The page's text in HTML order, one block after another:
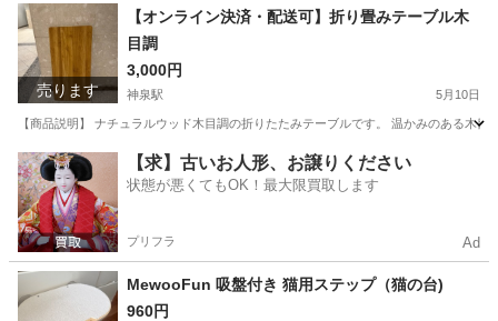
東京 渋谷区 神泉駅 生活家電 アイロボット
売ります
【オンライン決済・配送可】折り畳みテーブル木
目調
3,000円
神泉駅 5月10日
【商品説明】 ナチュラルウッド木目調の折りたたみテーブルです。 温かみのある木
東京 渋谷区 神泉駅 テーブル 折りたたみ
【求】古いお人形、お譲りください
状態が悪くてもOK！最大限買取します
プリフラ Ad
MewooFun 吸盤付き 猫用ステップ（猫の台)
960円